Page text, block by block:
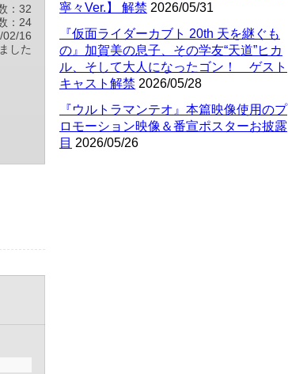
：32
：24
02/16
した
寧々Ver.】 解禁 2026/05/31
『仮面ライダーカブト 20th 天を継ぐも
の』加賀美の息子、その学友“天道”ヒカ
ル、そして大人になったゴン！ ゲスト
キャスト解禁 2026/05/28
『ウルトラマンテオ』本篇映像使用のプ
ロモーション映像＆番宣ポスターお披露
目 2026/05/26